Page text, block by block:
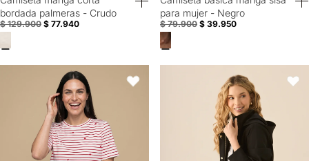
bordada palmeras - Crudo
$ 129.900 $ 77.940
para mujer - Negro
$ 79.900 $ 39.950
Camiseta rayas corazones manga corta - Crudo
Favoritos